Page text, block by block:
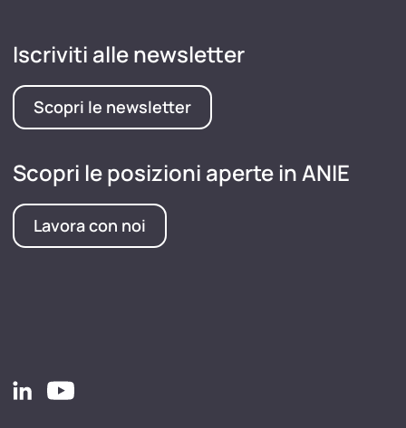
Iscriviti alle newsletter
Scopri le newsletter
Scopri le posizioni aperte in ANIE
Lavora con noi